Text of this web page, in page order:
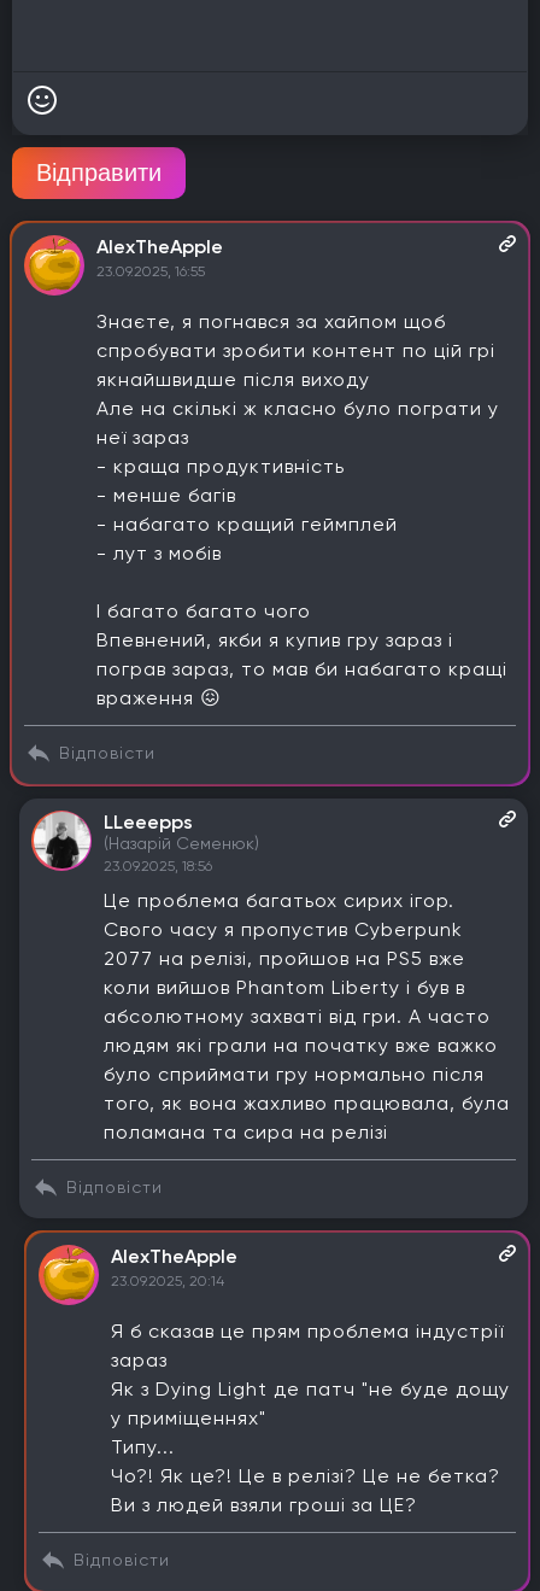
Відправити
AlexTheApple
23.09.2025, 16:55
Знаєте, я погнався за хайпом щоб
спробувати зробити контент по цій грі
якнайшвидше після виходу
Але на скількі ж класно було пограти у
неї зараз
- краща продуктивність
- менше багів
- набагато кращий геймплей
- лут з мобів
І багато багато чого
Впевнений, якби я купив гру зараз і
пограв зараз, то мав би набагато кращі
враження 😖
Відповісти
LLeeepps
(Назарій Семенюк)
23.09.2025, 18:56
Це проблема багатьох сирих ігор.
Свого часу я пропустив Cyberpunk
2077 на релізі, пройшов на PS5 вже
коли вийшов Phantom Liberty і був в
абсолютному захваті від гри. А часто
людям які грали на початку вже важко
було сприймати гру нормально після
того, як вона жахливо працювала, була
поламана та сира на релізі
Відповісти
AlexTheApple
23.09.2025, 20:14
Я б сказав це прям проблема індустрії
зараз
Як з Dying Light де патч "не буде дощу
у приміщеннях"
Типу...
Чо?! Як це?! Це в релізі? Це не бетка?
Ви з людей взяли гроші за ЦЕ?
Відповісти